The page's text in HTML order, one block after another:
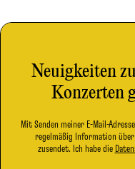
Neuigkeiten
Konzerten
Mit Senden meiner E-Mail-
regelmäßig Information über
zusendet. Ich habe die